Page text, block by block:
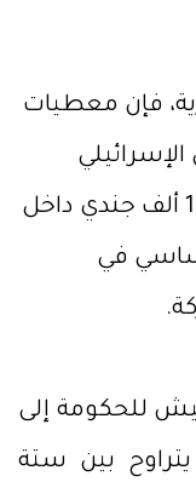
القناة 12 العبرية، فإن معطيات
أظهرت وجود نقص يقترب من 12 ألف جندي داخل
في
للحكومة إلى
بين ستة